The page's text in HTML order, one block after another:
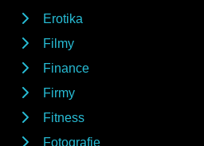
Erotika
Filmy
Finance
Firmy
Fitness
Fotografie